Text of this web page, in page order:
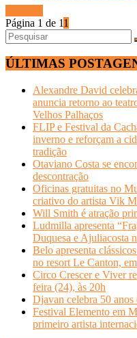
Página 1 de 11
ÚLTIMAS
Alexandre David
anuncia retorno ao
Velhos Palhaços
FLIP e Festival da
inverno e reforçam a
tradição
Otaviano Costa se
descontração
Oficinas gratuitas no
criativo do artista Vik
Will Smith é atração
Ludmilla apresenta
Duquesa e Ajuliacosta
Belo apresenta
no resort Le Canton,
Circo Crescer e Viver
feira (24), às 20h
Djavan celebra 50
Festival Elemento em
primeiro artista